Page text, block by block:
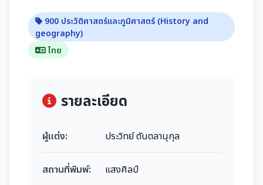
900 ประวัติศาสตร์และภูมิศาสตร์ (History and
geography)
ไทย
รายละเอียด
ผู้แต่ง: ประวิทย์ ตันตลานุกุล
สถานที่พิมพ์: แสงศิลป์